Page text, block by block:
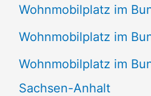
Wohnmobilplatz im
Wohnmobilplatz im
Wohnmobilplatz im
Sachsen-Anhalt